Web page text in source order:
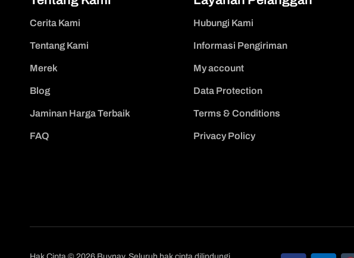
Cerita Kami
Tentang Kami
Merek
Blog
Jaminan Harga Terbaik
FAQ
Hubungi Kami
Informasi Pengiriman
My account
Data Protection
Terms & Conditions
Privacy Policy